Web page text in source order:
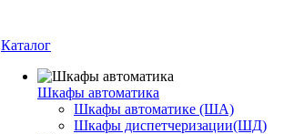
Каталог
Шкафы автоматика
Шкафы автоматике (ША)
Шкафы диспетчеризации(ШД)